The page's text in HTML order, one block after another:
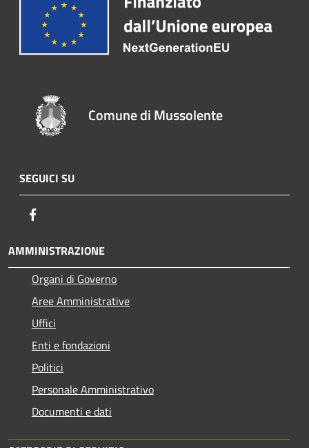
Comune di Mussolente
SEGUICI SU
AMMINISTRAZIONE
Organi di Governo
Aree Amministrative
Uffici
Enti e fondazioni
Politici
Personale Amministrativo
Documenti e dati